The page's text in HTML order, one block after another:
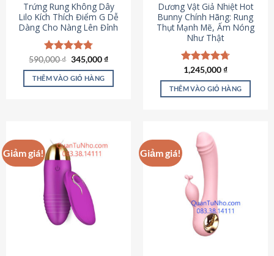
Trứng Rung Không Dây
Lilo Kích Thích Điểm G Dễ
Dàng Cho Nàng Lên Đỉnh
Được xếp
hạng4.79
5 sao
590,000₫ Giá
là:
590,000 ₫.
345,000₫Giá
tại
345,000 ₫.
THÊM VÀO GIỎ HÀNG
Dương Vật Giả Nhiệt Hot
Bunny Chính Hãng: Rung
Thụt Mạnh Mẽ, Ấm Nóng
Như Thật
Được xếp
hạng4.73
5 sao
1,245,000₫
THÊM VÀO GIỎ HÀNG
Giảm giá! Giảm giá!